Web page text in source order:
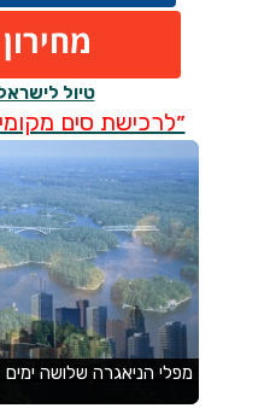
טיול
״לרכישת סים